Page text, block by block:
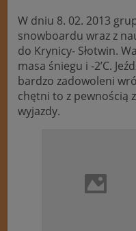
W dniu 8. 02. 2013
snowboardu wraz z
do Krynicy- Słotwin.
masa śniegu i -2’C.
bardzo zadowoleni
chętni to z pewnością
wyjazdy.